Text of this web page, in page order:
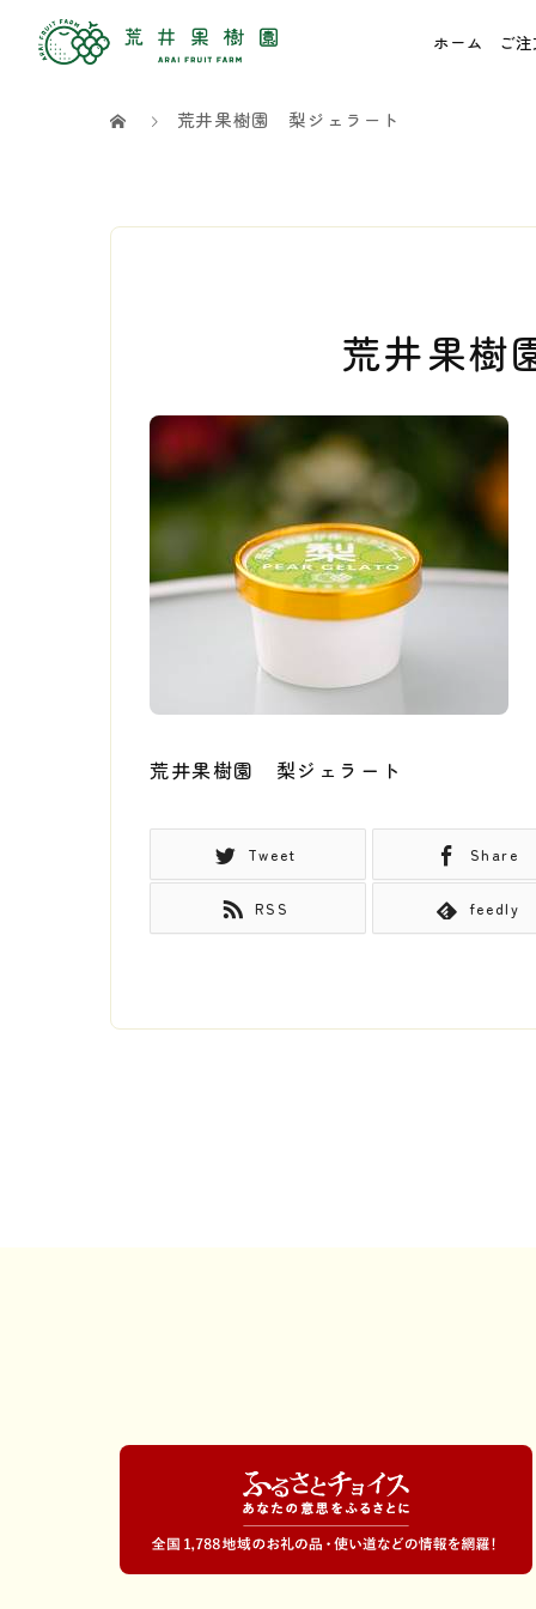
ホーム ご
荒井果樹園 梨ジェラート
荒井果
荒井果樹園 梨ジェラート
Tweet Share
RSS feedly